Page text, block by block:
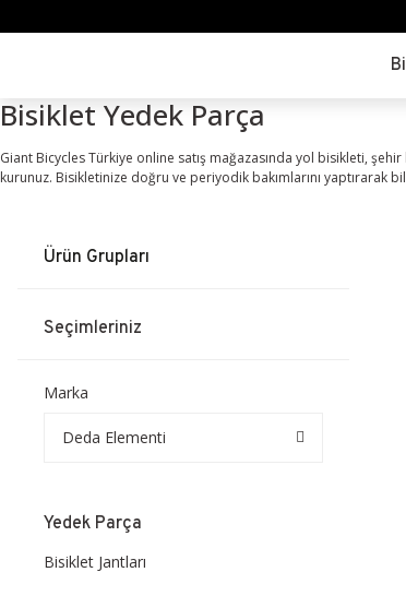
Bisiklet Yedek Parça
Giant Bicycles Türkiye online satış mağazasında yol bisikleti,
kurunuz. Bisikletinize doğru ve periyodik bakımlarını yaptırarak
Ürün Grupları
Seçimleriniz
Marka
Deda Elementi
Yedek Parça
Bisiklet Jantları